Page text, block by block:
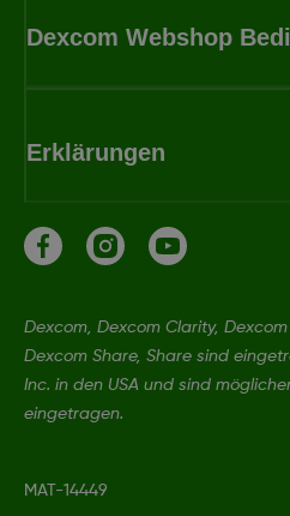
Dexcom Webshop
Erklärungen
Dexcom, Dexcom Clarity, Dexcom
Dexcom Share, Share sind
Inc. in den USA und sind
eingetragen.
MAT-14449